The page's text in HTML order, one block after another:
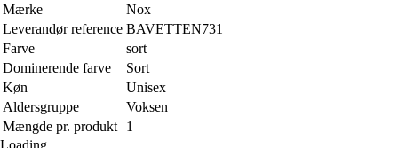
Mærke
Nox
Leverandør reference BAVETTEN731
Farve
sort
Dominerende farve
Sort
Køn
Unisex
Aldersgruppe
Voksen
Mængde pr. produkt
1